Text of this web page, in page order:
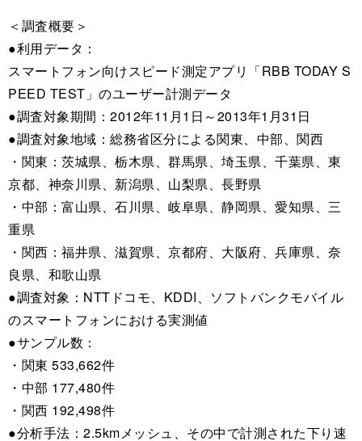
＜調査概要＞
●利用データ：
スマートフォン向けスピード測定アプリ「RBB TODAY S
PEED TEST」のユーザー計測データ
●調査対象期間：2012年11月1日～2013年1月31日
●調査対象地域：総務省区分による関東、中部、関西
・関東：茨城県、栃木県、群馬県、埼玉県、千葉県、東
京都、神奈川県、新潟県、山梨県、長野県
・中部：富山県、石川県、岐阜県、静岡県、愛知県、三
重県
・関西：福井県、滋賀県、京都府、大阪府、兵庫県、奈
良県、和歌山県
●調査対象：NTTドコモ、KDDI、ソフトバンクモバイル
のスマートフォンにおける実測値
●サンプル数：
・関東 533,662件
・中部 177,480件
・関西 192,498件
●分析手法：2.5kmメッシュ、その中で計測された下り速